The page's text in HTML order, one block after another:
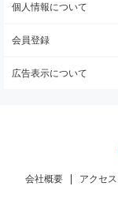
個人情報について
会員登録
広告表示について
会社概要 アクセス